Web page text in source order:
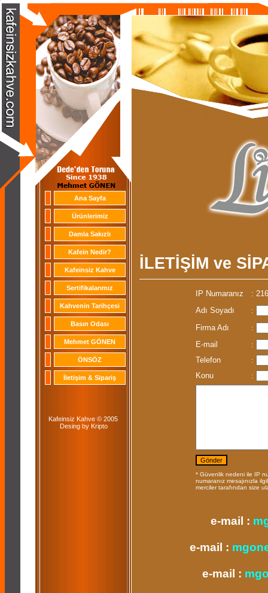
Ana Sayfa
Ürünlerimiz
Damla Sakızlı
Kafein Nedir?
Kafeinsiz Kahve
Sertifikalarımız
Kahvenin Tarihçesi
Basın Odası
Mehmet GÖNEN
ÖNSÖZ
İletişim & Sipariş
Kafeinsiz Kahve © 2005
Desing by Kripto
İLETİŞİM ve
IP Numaranız :
Adı Soyadı
:
Firma Adı :
E-mail :
Telefon :
Konu :
* Güvenlik nedeni ile IP
numaranız mesajınızla
merciler tarafından size
e-mail :
e-mail :
e-mail :